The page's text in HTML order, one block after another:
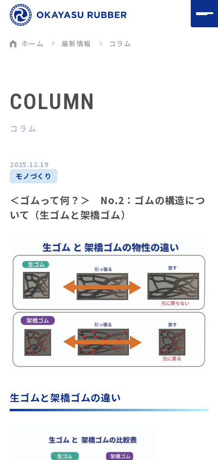
ホーム 最新情報 コラム
COLUMN
コラム
2025.12.19
モノづくり
＜ゴムって何？＞ No.2：ゴムの構造につ
いて（生ゴムと架橋ゴム）
生ゴムと架橋ゴムの違い